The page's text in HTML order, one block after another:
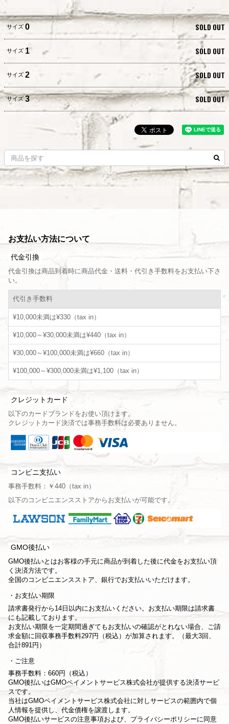
サイズ 0 SOLD OUT
サイズ 1 SOLD OUT
サイズ 2 SOLD OUT
サイズ3 SOLD OUT
お支払い方法について
代金引換
代金引換は商品到着時に商品代金・送料・代引き手数料をお支払い下さ
い。
代引き手数料
¥10,000未満は¥330（tax in）
¥10,000～¥30,000未満は¥440（tax in）
¥30,000～¥100,000未満は¥660（tax in）
¥100,000～¥300,000未満は¥1,100（tax in）
クレジットカード
以下のカードブランドをお使い頂けます。
クレジットカード決済では事務手数料は必要ありません。
コンビニ支払い
事務手数料：￥440（tax in）
以下のコンビニエンスストアからお支払いが可能です。
GMO後払い
GMO後払いとはお客様の手元に商品が到着した後に代金をお支払い頂
く決済方法です。
全国のコンビニエンスストア、銀行でお支払いいただけます。
お支払い期限
請求書発行から14日以内にお支払いください。お支払い期限は請求書
にも記載しております。
お支払い期限を一定期間過ぎてもお支払いの確認がとれない場合、ご請
求金額に回収事務手数料297円（税込）が加算されます。（最大3回、
合計891円）
ご注意
事務手数料：660円（税込）
GMO後払いはGMOペイメントサービス株式会社が提供する決済サービ
スです。
当社はGMOペイメントサービス株式会社に対しサービスの範囲内で個
人情報を提供し、代金債権を譲渡します。
GMO後払いサービスの注意事項および、 プライバシーポリシーに同意